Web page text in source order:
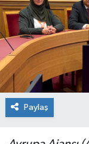
Paylaş